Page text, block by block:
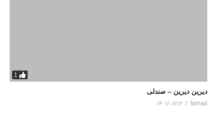
1
دیرین دیرین – صندلی
farhad ۱۴۰۱/۰۶/۱۲